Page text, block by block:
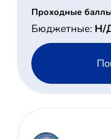
Проходные
Бюджетные: Н/